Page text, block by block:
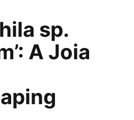
sp.
A Joia